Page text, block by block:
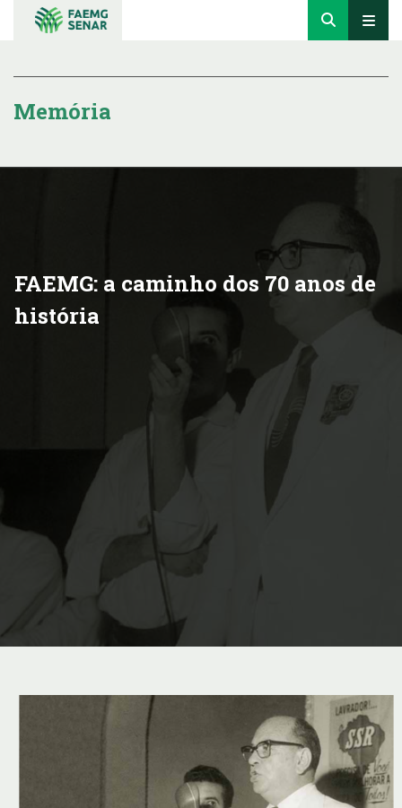
Memória
FAEMG: a caminho dos 70 anos de
história